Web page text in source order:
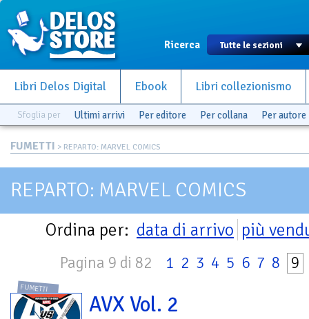
Ricerca
Libri Delos Digital Ebook Libri collezionismo
Sfoglia per Ultimi arrivi Per editore Per collana Per autore
FUMETTI > REPARTO: MARVEL COMICS
REPARTO: MARVEL COMICS
Ordina per: data di arrivo più
Pagina 9 di 82 1 2 3 4 5 6 7 8 9
FUMETTI
AVX Vol. 2